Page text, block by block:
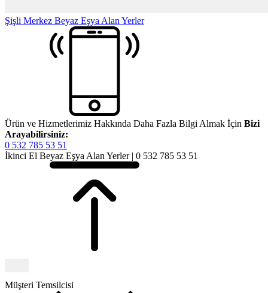
Şişli Merkez Beyaz Eşya Alan Yerler
Ürün ve Hizmetlerimiz Hakkında Daha Fazla Bilgi Almak İçin Bizi
Arayabilirsiniz:
0 532 785 53 51
İkinci El Beyaz Eşya Alan Yerler | 0 532 785 53 51
Müşteri Temsilcisi